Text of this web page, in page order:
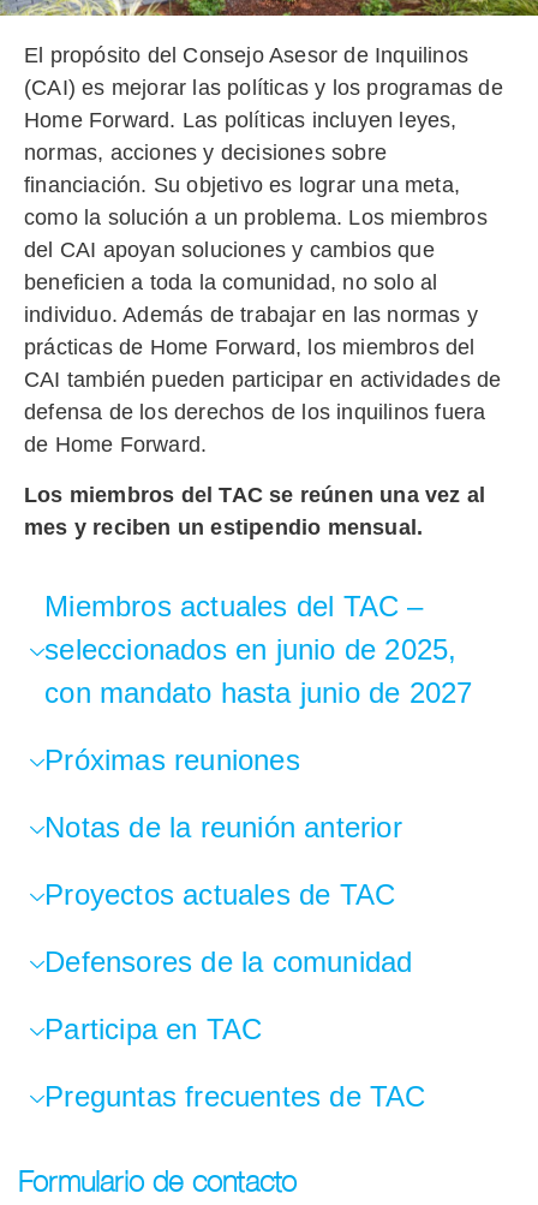
El propósito del Consejo Asesor de Inquilinos
(CAI) es mejorar las políticas y los programas de
Home Forward. Las políticas incluyen leyes,
normas, acciones y decisiones sobre
financiación. Su objetivo es lograr una meta,
como la solución a un problema. Los miembros
del CAI apoyan soluciones y cambios que
beneficien a toda la comunidad, no solo al
individuo. Además de trabajar en las normas y
prácticas de Home Forward, los miembros del
CAI también pueden participar en actividades de
defensa de los derechos de los inquilinos fuera
de Home Forward.
Los miembros del TAC se reúnen una vez al
mes y reciben un estipendio mensual.
Miembros actuales del TAC –
seleccionados en junio de 2025,
con mandato hasta junio de 2027
Próximas reuniones
Notas de la reunión anterior
Proyectos actuales de TAC
Defensores de la comunidad
Participa en TAC
Preguntas frecuentes de TAC
Formulario de contacto